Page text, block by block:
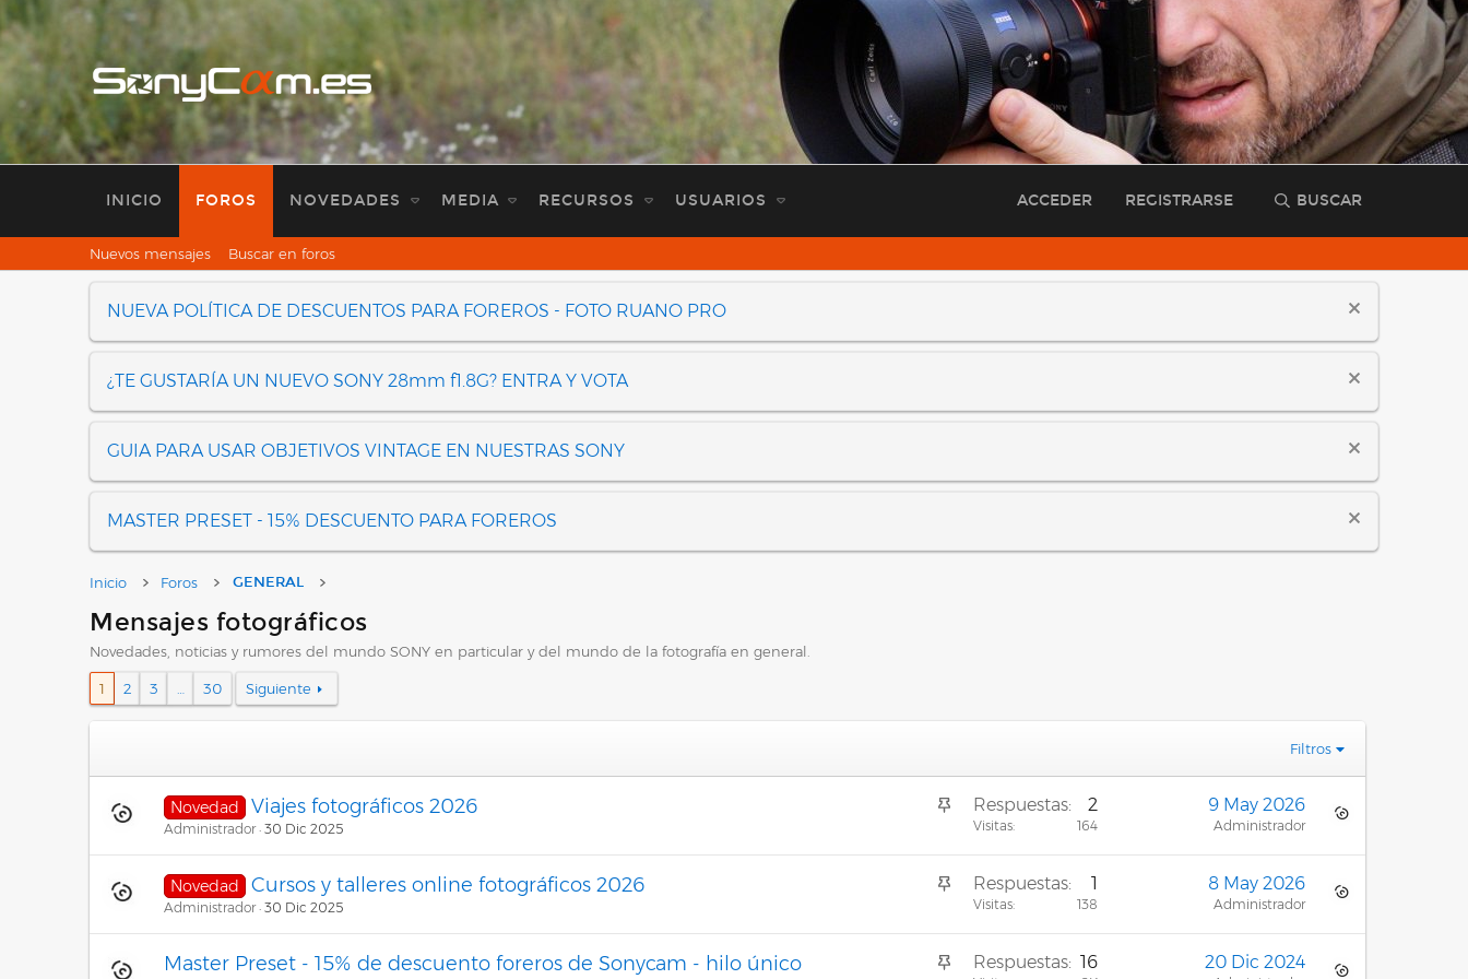
INICIO FOROS NOVEDADES MEDIA RECURSOS USUARIOS ACCEDER REGISTRARSE BUSCAR
Nuevos mensajes Buscar en foros
NUEVA POLÍTICA DE DESCUENTOS PARA FOREROS - FOTO RUANO PRO
¿TE GUSTARÍA UN NUEVO SONY 28mm f1.8G? ENTRA Y VOTA
GUIA PARA USAR OBJETIVOS VINTAGE EN NUESTRAS SONY
MASTER PRESET - 15% DESCUENTO PARA FOREROS
Inicio Foros GENERAL
Mensajes fotográficos
Novedades, noticias y rumores del mundo SONY en particular y del mundo de la fotografía en general.
1 2 3 30 Siguiente
Filtros
A
c
l
Novedad Viajes fotográficos 2026
Administrador 30 Dic 2025
Respuestas 2
Visitas 164
9 May 2026
Administrador
A
c
l
Novedad Cursos y talleres online fotográficos 2026
Administrador 30 Dic 2025
Respuestas 1
Visitas 138
8 May 2026
Administrador
A
Master Preset - 15% de descuento foreros de Sonycam - hilo único Respuestas 16 20 Dic 2024